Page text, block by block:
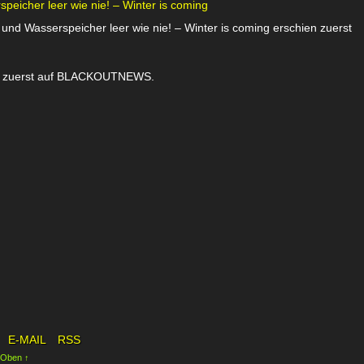
leer wie nie! – Winter is coming
Wasserspeicher leer wie nie! – Winter is coming erschien zuerst
auf BLACKOUTNEWS.
E-MAIL RSS
↑